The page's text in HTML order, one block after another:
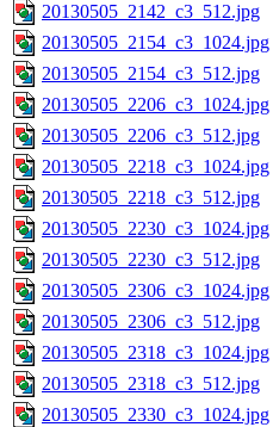
20130505_2142_c3_512.jpg
20130505_2154_c3_1024.jpg
20130505_2154_c3_512.jpg
20130505_2206_c3_1024.jpg
20130505_2206_c3_512.jpg
20130505_2218_c3_1024.jpg
20130505_2218_c3_512.jpg
20130505_2230_c3_1024.jpg
20130505_2230_c3_512.jpg
20130505_2306_c3_1024.jpg
20130505_2306_c3_512.jpg
20130505_2318_c3_1024.jpg
20130505_2318_c3_512.jpg
20130505_2330_c3_1024.jpg